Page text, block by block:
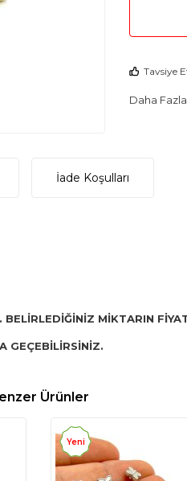
Tavsiye
Daha Fazla
İade Koşulları
MİKTARIN
GEÇEBİLİRSİNİZ.
Ürünler
Yeni